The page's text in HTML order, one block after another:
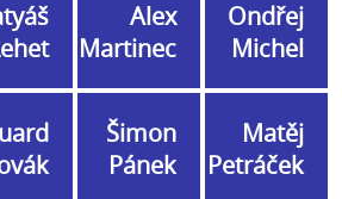
Alex
Martinec
Ondřej
Michel
Šimon
Pánek
Matěj
Petráček